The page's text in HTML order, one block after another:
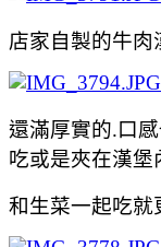
店家自製的牛肉
還滿厚實的.口
吃或是夾在漢堡
和生菜一起吃就